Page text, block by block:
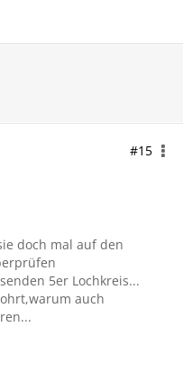
#15
doch mal auf den
5er Lochkreis...
auch